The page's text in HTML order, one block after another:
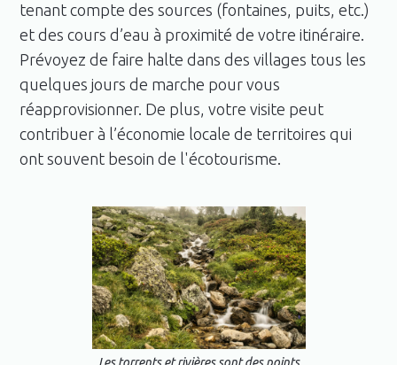
tenant compte des sources (fontaines, puits, etc.)
et des cours d’eau à proximité de votre itinéraire.
Prévoyez de faire halte dans des villages tous les
quelques jours de marche pour vous
réapprovisionner. De plus, votre visite peut
contribuer à l’économie locale de territoires qui
ont souvent besoin de l'écotourisme.